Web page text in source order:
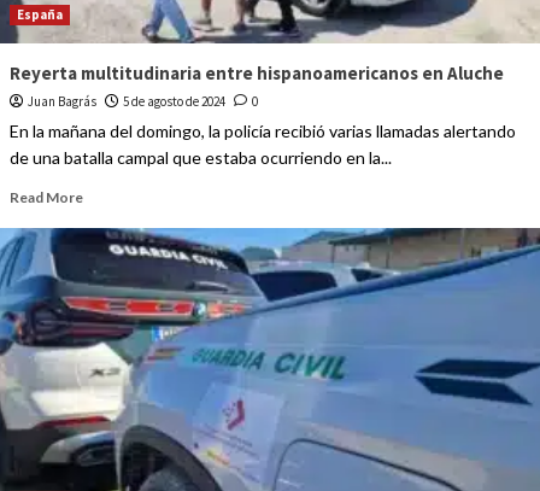
España
Reyerta multitudinaria entre hispanoamericanos en Aluche
Juan Bagrás 5 de agosto de 2024 0
En la mañana del domingo, la policía recibió varias llamadas alertando
de una batalla campal que estaba ocurriendo en la...
Read More